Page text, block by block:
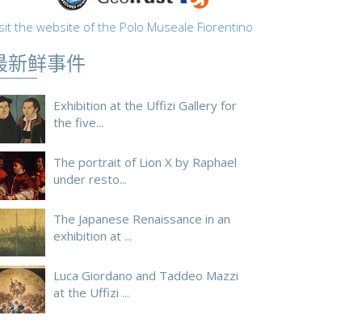
the website of the Polo Museale Fiorentino
新鲜事件
Exhibition at the Uffizi Gallery for
the five...
The portrait of Lion X by Raphael
under resto...
The Japanese Renaissance in an
exhibition at ...
Luca Giordano and Taddeo Mazzi
at the Uffizi ...